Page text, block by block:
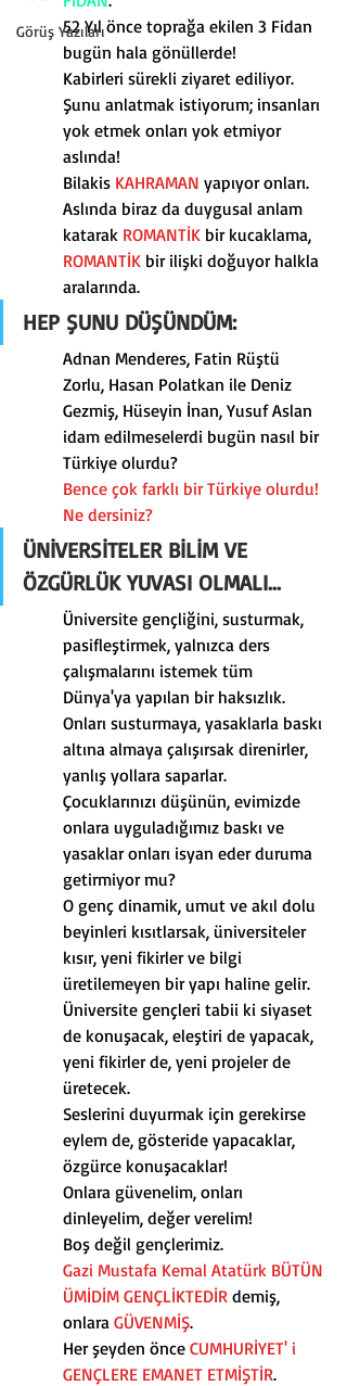
Görüş Yazıları52 Yıl önce toprağa ekilen 3 Fidan
bugün hala gönüllerde!
Kabirleri sürekli ziyaret ediliyor.
Şunu anlatmak istiyorum; insanları
yok etmek onları yok etmiyor
aslında!
Bilakis KAHRAMAN yapıyor onları.
Aslında biraz da duygusal anlam
katarak ROMANTİK bir kucaklama,
ROMANTİK bir ilişki doğuyor halkla
aralarında.
HEP ŞUNU DÜŞÜNDÜM:
Adnan Menderes, Fatin Rüştü
Zorlu, Hasan Polatkan ile Deniz
Gezmiş, Hüseyin İnan, Yusuf Aslan
idam edilmeselerdi bugün nasıl bir
Türkiye olurdu?
Bence çok farklı bir Türkiye olurdu!
Ne dersiniz?
ÜNİVERSİTELER BİLİM VE
ÖZGÜRLÜK YUVASI OLMALI...
Üniversite gençliğini, susturmak,
pasifleştirmek, yalnızca ders
çalışmalarını istemek tüm
Dünya'ya yapılan bir haksızlık.
Onları susturmaya, yasaklarla baskı
altına almaya çalışırsak direnirler,
yanlış yollara saparlar.
Çocuklarınızı düşünün, evimizde
onlara uyguladığımız baskı ve
yasaklar onları isyan eder duruma
getirmiyor mu?
O genç dinamik, umut ve akıl dolu
beyinleri kısıtlarsak, üniversiteler
kısır, yeni fikirler ve bilgi
üretilemeyen bir yapı haline gelir.
Üniversite gençleri tabii ki siyaset
de konuşacak, eleştiri de yapacak,
yeni fikirler de, yeni projeler de
üretecek.
Seslerini duyurmak için gerekirse
eylem de, gösteride yapacaklar,
özgürce konuşacaklar!
Onlara güvenelim, onları
dinleyelim, değer verelim!
Boş değil gençlerimiz.
Gazi Mustafa Kemal Atatürk BÜTÜN
ÜMİDİM GENÇLİKTEDİR demiş,
onlara GÜVENMİŞ.
Her şeyden önce CUMHURİYET' i
GENÇLERE EMANET ETMİŞTİR.